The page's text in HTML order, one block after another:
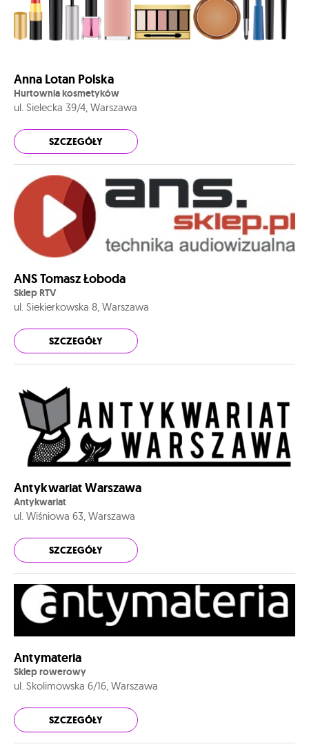
Anna Lotan Polska
Hurtownia kosmetyków
ul. Sielecka 39/4, Warszawa
SZCZEGÓŁY
ANS Tomasz Łoboda
Sklep RTV
ul. Siekierkowska 8, Warszawa
SZCZEGÓŁY
Antykwariat Warszawa
Antykwariat
ul. Wiśniowa 63, Warszawa
SZCZEGÓŁY
Antymateria
Sklep rowerowy
ul. Skolimowska 6/16, Warszawa
SZCZEGÓŁY